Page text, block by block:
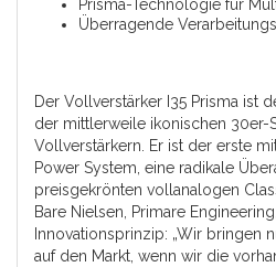
Prisma-Technologie für
Überragende
Der Vollverstärker I35 Prisma ist
der mittlerweile ikonischen 30er-
Vollverstärkern. Er ist der erste
Power System, eine radikale
preisgekrönten vollanalogen
Bare Nielsen, Primare
Innovationsprinzip: „Wir bringen
auf den Markt, wenn wir die